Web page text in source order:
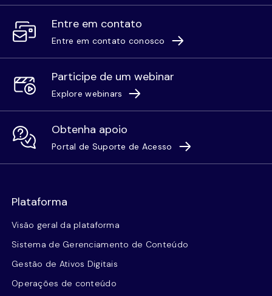
Entre em contato
Entre em contato conosco
Participe de um webinar
Explore webinars
Obtenha apoio
Portal de Suporte de Acesso
Plataforma
Visão geral da plataforma
Sistema de Gerenciamento de Conteúdo
Gestão de Ativos Digitais
Operações de conteúdo